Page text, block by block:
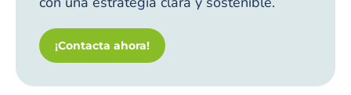
¡Contacta ahora!